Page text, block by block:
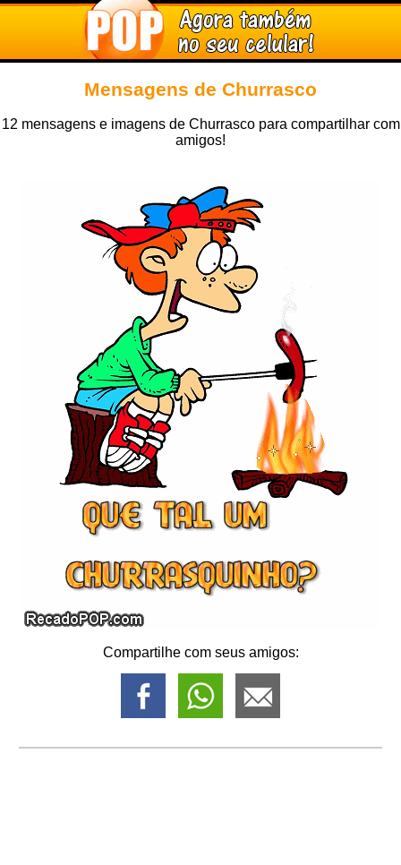
Mensagens de Churrasco
12 mensagens e imagens de Churrasco para compartilhar com
amigos!
Compartilhe com seus amigos: